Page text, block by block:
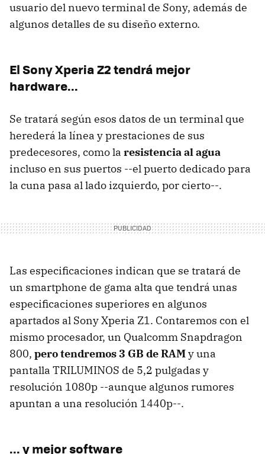
usuario del nuevo terminal de Sony, además de
algunos detalles de su diseño externo.
El Sony Xperia Z2 tendrá mejor
hardware...
Se tratará según esos datos de un terminal que
herederá la línea y prestaciones de sus
predecesores, como la resistencia al agua
incluso en sus puertos --el puerto dedicado para
la cuna pasa al lado izquierdo, por cierto--.
Las especificaciones indican que se tratará de
un smartphone de gama alta que tendrá unas
especificaciones superiores en algunos
apartados al Sony Xperia Z1. Contaremos con el
mismo procesador, un Qualcomm Snapdragon
800, pero tendremos 3 GB de RAMy una
pantalla TRILUMINOS de 5,2 pulgadas y
resolución 1080p --aunque algunos rumores
apuntan a una resolución 1440p--.
... y mejor software